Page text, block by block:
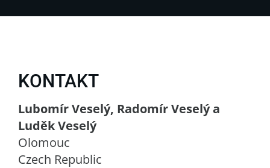
KONTAKT
Lubomír Veselý, Radomír Veselý a
Luděk Veselý
Olomouc
Czech Republic